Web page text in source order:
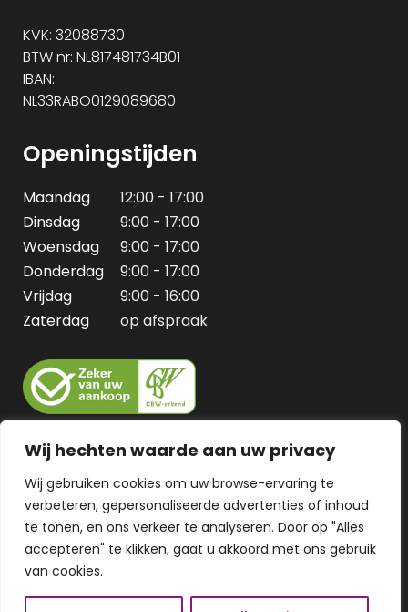
Wij hechten waarde aan uw privacy
Wij gebruiken cookies om uw browse-ervaring te
verbeteren, gepersonaliseerde advertenties of inhoud
te tonen, en ons verkeer te analyseren. Door op "Alles
accepteren" te klikken, gaat u akkoord met ons gebruik
van cookies.
KVK: 32088730
BTW nr: NL817481734B01
IBAN:
NL33RABO0129089680
Openingstijden
Maandag
12:00 - 17:00
Dinsdag
9:00 - 17:00
Woensdag
9:00 - 17:00
Donderdag
9:00 - 17:00
Vrijdag
9:00 - 16:00
Zaterdag
op afspraak